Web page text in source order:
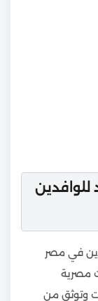
للوافدين
في مصر
مصرية
وتوثق من